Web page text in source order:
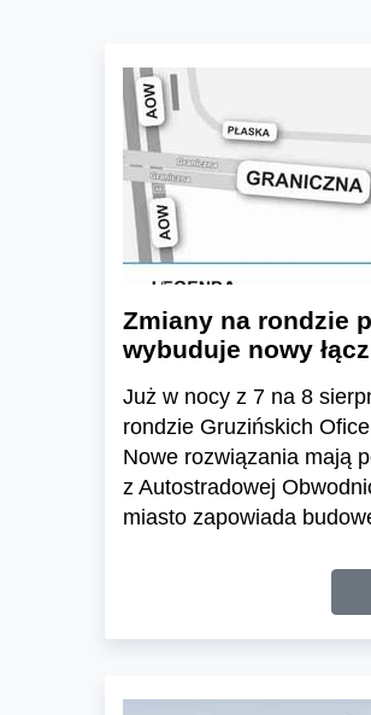
Zmiany na rondzie
wybuduje nowy
Już w nocy z 7 na 8
rondzie Gruzińskich
Nowe rozwiązania mają
z Autostradowej
miasto zapowiada